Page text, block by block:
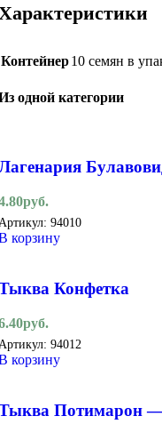
Контейнер10 семян в
одной категории
руб.
94010
корзину
Конфетка
руб.
94012
корзину
Потимарон